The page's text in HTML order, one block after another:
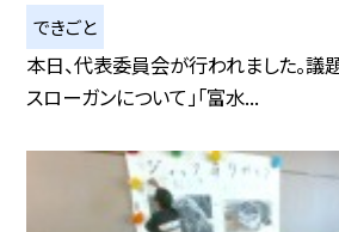
できごと
本日、代表委員会が行われました。議
スローガンについて」「富水...